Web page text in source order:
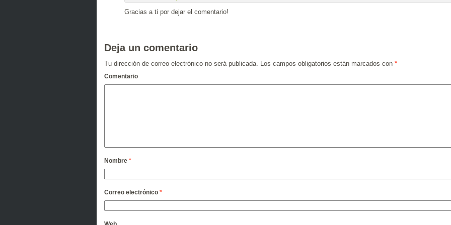
Gracias a ti por dejar el comentario!
Deja un comentario
Tu dirección de correo electrónico no será publicada. Los campos obligatorios están marcados con *
Comentario
Nombre *
Correo electrónico *